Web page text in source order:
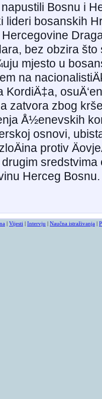
Bosnu i
lideri bosanskih
bez obzira što
mjesto u
na
KordiÄ‡a,
zatvora zbog
Å½enevskih
osnovi,
protiv
Herceg Bosnu.
Vijesti Intervju Naučna istraživanja